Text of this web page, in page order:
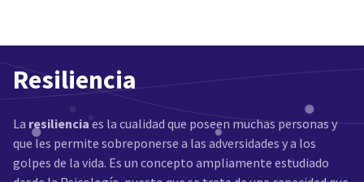
Resiliencia
La resiliencia es la cualidad que poseen muchas personas y
que les permite sobreponerse a las adversidades y a los
golpes de la vida. Es un concepto ampliamente estudiado